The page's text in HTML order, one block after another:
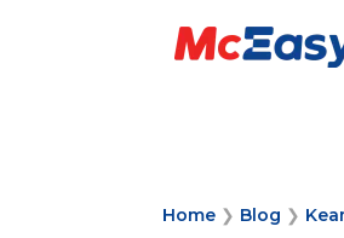
Home ❯ Blog ❯